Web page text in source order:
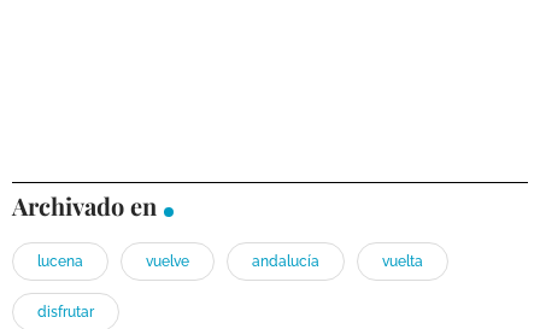
Archivado en
lucena vuelve andalucía vuelta
disfrutar